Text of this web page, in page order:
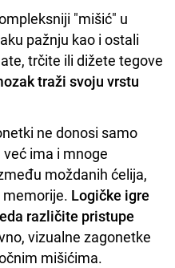
"mišić" u
pažnju kao i ostali
trčite ili dižete tegove
traži svoju vrstu
ne donosi samo
ima i mnoge
moždanih ćelija,
Logičke igre
različite pristupe
vizualne zagonetke
mišićima.